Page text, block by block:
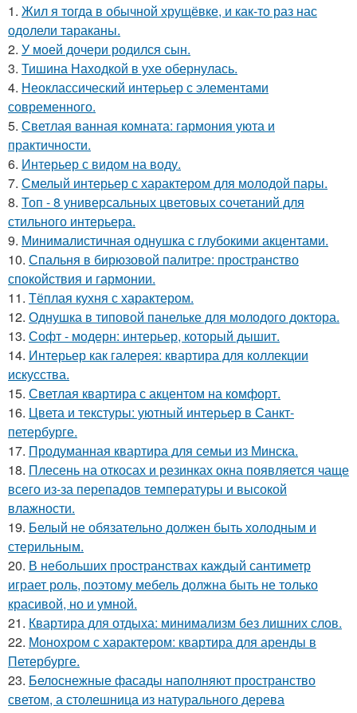
1. Жил я тогда в обычной хрущёвке, и как-то раз нас
одолели тараканы.
2. У моей дочери родился сын.
3. Тишина Находкой в ухе обернулась.
4. Неоклассический интерьер с элементами
современного.
5. Светлая ванная комната: гармония уюта и
практичности.
6. Интерьер с видом на воду.
7. Смелый интерьер с характером для молодой пары.
8. Топ - 8 универсальных цветовых сочетаний для
стильного интерьера.
9. Минималистичная однушка с глубокими акцентами.
10. Спальня в бирюзовой палитре: пространство
спокойствия и гармонии.
11. Тёплая кухня с характером.
12. Однушка в типовой панельке для молодого доктора.
13. Софт - модерн: интерьер, который дышит.
14. Интерьер как галерея: квартира для коллекции
искусства.
15. Светлая квартира с акцентом на комфорт.
16. Цвета и текстуры: уютный интерьер в Санкт-
петербурге.
17. Продуманная квартира для семьи из Минска.
18. Плесень на откосах и резинках окна появляется чаще
всего из-за перепадов температуры и высокой
влажности.
19. Белый не обязательно должен быть холодным и
стерильным.
20. В небольших пространствах каждый сантиметр
играет роль, поэтому мебель должна быть не только
красивой, но и умной.
21. Квартира для отдыха: минимализм без лишних слов.
22. Монохром с характером: квартира для аренды в
Петербурге.
23. Белоснежные фасады наполняют пространство
светом, а столешница из натурального дерева